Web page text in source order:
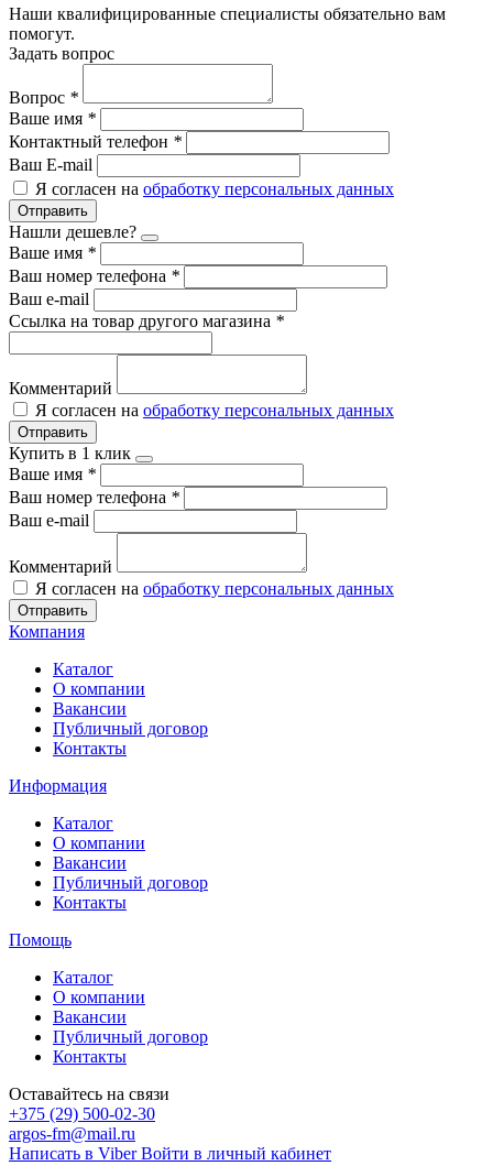
Наши квалифицированные специалисты обязательно вам
помогут.
Задать вопрос
Вопрос *
Ваше имя *
Контактный телефон *
Ваш E-mail
Я согласен на обработку персональных данных
Отправить
Нашли дешевле?
Ваше имя *
Ваш номер телефона *
Ваш e-mail
Ссылка на товар другого магазина *
Комментарий
Я согласен на обработку персональных данных
Отправить
Купить в 1 клик
Ваше имя *
Ваш номер телефона *
Ваш e-mail
Комментарий
Я согласен на обработку персональных данных
Отправить
Компания
Каталог
О компании
Вакансии
Публичный договор
Контакты
Информация
Каталог
О компании
Вакансии
Публичный договор
Контакты
Помощь
Каталог
О компании
Вакансии
Публичный договор
Контакты
Оставайтесь на связи
+375 (29) 500-02-30
argos-fm@mail.ru
Написать в Viber Войти в личный кабинет